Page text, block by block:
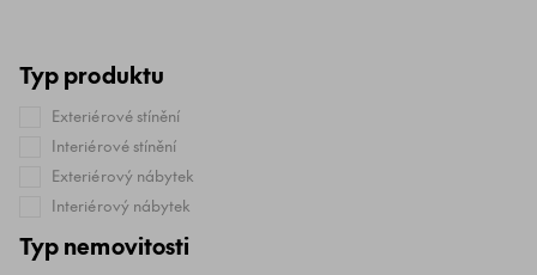
Typ produktu
Exteriérové stínění
Interiérové stínění
Exteriérový nábytek
Interiérový nábytek
Typ nemovitosti